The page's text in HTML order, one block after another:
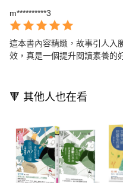
m**********3
這本書內容精緻，故事引人入
效，真是一個提升閱讀素養的
🔻 其他人也在看